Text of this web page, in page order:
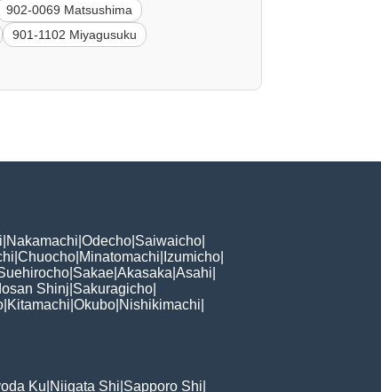
902-0069 Matsushima
901-1102 Miyagusuku
Nakamachi Odecho Saiwaicho
Chuocho Minatomachi Izumicho
Sakae Akasaka Asahi
Shinj Sakuragicho
Kitamachi Okubo Nishikimachi
Ku Niigata Shi Sapporo Shi